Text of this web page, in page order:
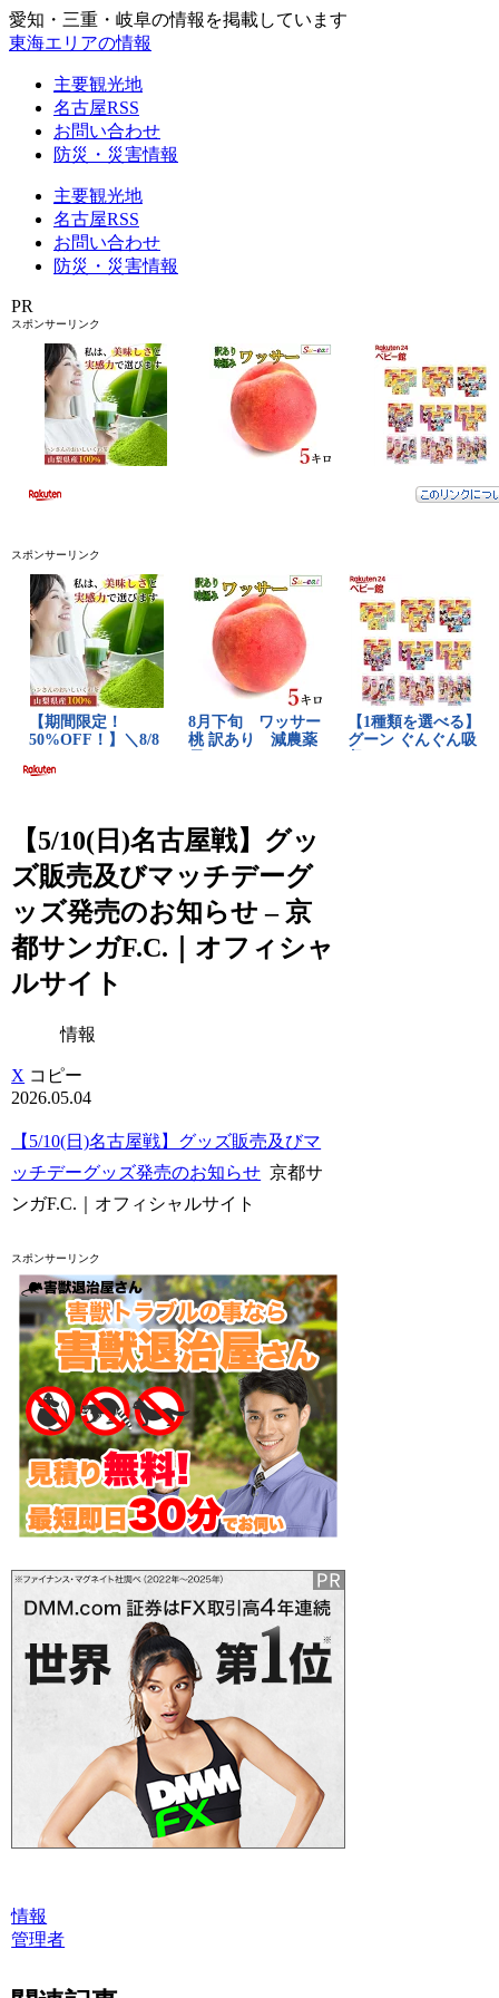
愛知・三重・岐阜の情報を掲載しています
東海エリアの情報
主要観光地
名古屋RSS
お問い合わせ
防災・災害情報
主要観光地
名古屋RSS
お問い合わせ
防災・災害情報
PR
スポンサーリンク
スポンサーリンク
【5/10(日)名古屋戦】グッ
ズ販売及びマッチデーグ
ッズ発売のお知らせ – 京
都サンガF.C.｜オフィシャ
ルサイト
情報
X コピー
2026.05.04
【5/10(日)名古屋戦】グッズ販売及びマ
ッチデーグッズ発売のお知らせ 京都サ
ンガF.C.｜オフィシャルサイト
スポンサーリンク
情報
管理者